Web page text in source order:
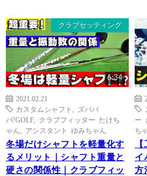
クラブセッティング
6:34
2021.02.21
カスタムシャフト
ズババ
バ!GOLF, クラブフィッター たけち
ゃん
アシスタント ゆみちゃん
冬場だけシャフトを軽量化す
るメリット｜シャフト重量と
硬さの関係性｜クラブフィッ
ー
ち
イ
方